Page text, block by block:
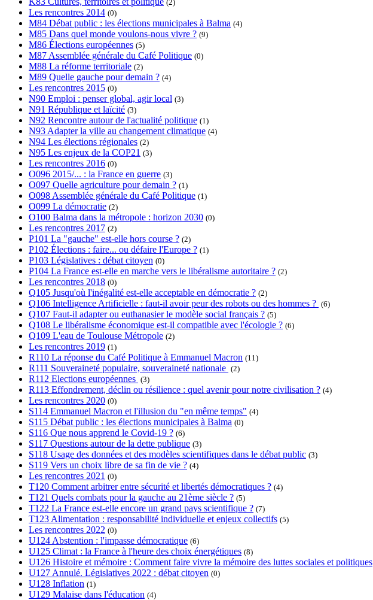
(2)
Les rencontres 2014 (0)
M84 Débat public : les élections municipales à Balma (4)
M85 Dans quel monde voulons-nous vivre ? (9)
M86 Élections européennes (5)
M87 Assemblée générale du Café Politique (0)
M88 La réforme territoriale (2)
M89 Quelle gauche pour demain ? (4)
Les rencontres 2015 (0)
N90 Emploi : penser global, agir local (3)
N91 République et laïcité (3)
N92 Rencontre autour de l'actualité politique (1)
N93 Adapter la ville au changement climatique (4)
N94 Les élections régionales (2)
N95 Les enjeux de la COP21 (3)
Les rencontres 2016 (0)
O096 2015/... : la France en guerre (3)
O097 Quelle agriculture pour demain ? (1)
O098 Assemblée générale du Café Politique (1)
O099 La démocratie (2)
O100 Balma dans la métropole : horizon 2030 (0)
Les rencontres 2017 (2)
P101 La "gauche" est-elle hors course ? (2)
P102 Élections : faire... ou défaire l'Europe ? (1)
P103 Législatives : débat citoyen (0)
P104 La France est-elle en marche vers le libéralisme autoritaire ? (2)
Les rencontres 2018 (0)
Q105 Jusqu'où l'inégalité est-elle acceptable en démocratie ? (2)
Q106 Intelligence Artificielle : faut-il avoir peur des robots ou des hommes ? (6)
Q107 Faut-il adapter ou euthanasier le modèle social français ? (5)
Q108 Le libéralisme économique est-il compatible avec l'écologie ? (6)
Q109 L'eau de Toulouse Métropole (2)
Les rencontres 2019 (1)
R110 La réponse du Café Politique à Emmanuel Macron (11)
R111 Souveraineté populaire, souveraineté nationale (2)
R112 Elections européennes (3)
R113 Effondrement, déclin ou résilience : quel avenir pour notre civilisation ? (4)
Les rencontres 2020 (0)
S114 Emmanuel Macron et l'illusion du "en même temps" (4)
S115 Débat public : les élections municipales à Balma (0)
S116 Que nous apprend le Covid-19 ? (6)
S117 Questions autour de la dette publique (3)
S118 Usage des données et des modèles scientifiques dans le débat public (3)
S119 Vers un choix libre de sa fin de vie ? (4)
Les rencontres 2021 (0)
T120 Comment arbitrer entre sécurité et libertés démocratiques ? (4)
T121 Quels combats pour la gauche au 21ème siècle ? (5)
T122 La France est-elle encore un grand pays scientifique ? (7)
T123 Alimentation : responsabilité individuelle et enjeux collectifs (5)
Les rencontres 2022 (0)
U124 Abstention : l'impasse démocratique (6)
U125 Climat : la France à l'heure des choix énergétiques (8)
U126 Histoire et mémoire : Comment faire vivre la mémoire des luttes sociales et politiques
U127 Annulé. Législatives 2022 : débat citoyen (0)
U128 Inflation (1)
U129 Malaise dans l'éducation (4)